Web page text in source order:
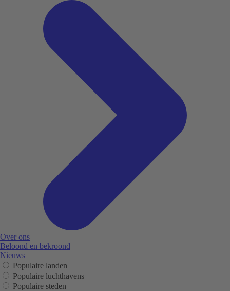
Over ons
Beloond en bekroond
Nieuws
Populaire landen
Populaire luchthavens
Populaire steden